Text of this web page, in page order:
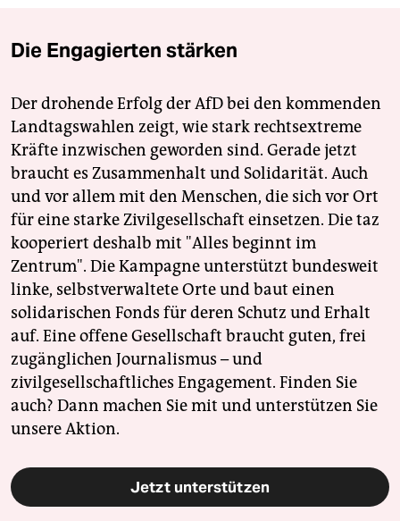
Die Engagierten stärken
Der drohende Erfolg der AfD bei den kommenden
Landtagswahlen zeigt, wie stark rechtsextreme
Kräfte inzwischen geworden sind. Gerade jetzt
braucht es Zusammenhalt und Solidarität. Auch
und vor allem mit den Menschen, die sich vor Ort
für eine starke Zivilgesellschaft einsetzen. Die taz
kooperiert deshalb mit "Alles beginnt im
Zentrum". Die Kampagne unterstützt bundesweit
linke, selbstverwaltete Orte und baut einen
solidarischen Fonds für deren Schutz und Erhalt
auf. Eine offene Gesellschaft braucht guten, frei
zugänglichen Journalismus – und
zivilgesellschaftliches Engagement. Finden Sie
auch? Dann machen Sie mit und unterstützen Sie
unsere Aktion.
Jetzt unterstützen